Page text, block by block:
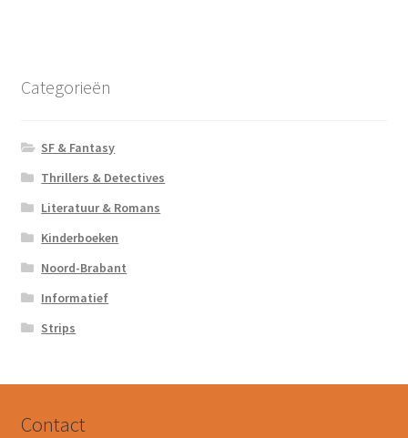
Categorieën
SF & Fantasy
Thrillers & Detectives
Literatuur & Romans
Kinderboeken
Noord-Brabant
Informatief
Strips
Contact